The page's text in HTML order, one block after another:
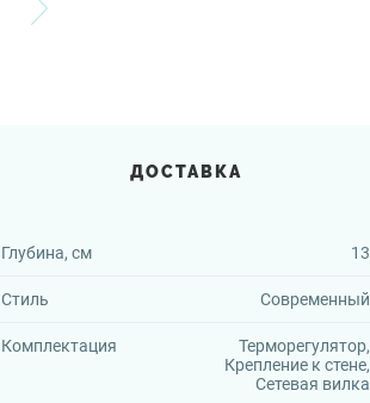
ДОСТАВКА
Глубина, см 13
Стиль Современный
Комплектация
Терморегулятор,
Крепление к стене,
Сетевая вилка